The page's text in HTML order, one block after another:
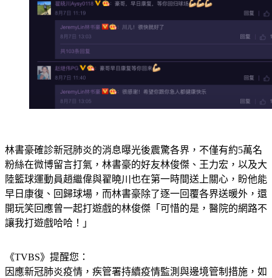
林書豪確診新冠肺炎的消息曝光後震驚各界，不僅有約5萬名
粉絲在微博留言打氣，林書豪的好友林俊傑、王力宏，以及大
陸籃球運動員趙繼偉與翟曉川也在第一時間送上關心，盼他能
早日康復、回歸球場，而林書豪除了逐一回覆各界送暖外，還
開玩笑回應曾一起打遊戲的林俊傑「可惜的是，醫院的網路不
讓我打遊戲哈哈！」
《TVBS》提醒您：
因應新冠肺炎疫情，疾管署持續疫情監測與邊境管制措施， 如